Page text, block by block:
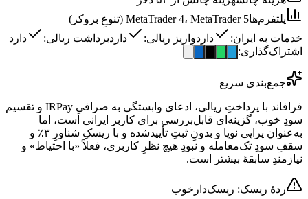
پلتفرم‌هاMetaTrader 4، MetaTrader 5 (تنوعِ بروکر)
خدمات به ایران:
داردواریز ریالی: داردبرداشت ریالی:
دارد
اشتراک‌گذاری:
جمع‌بندی سریع
فرافاند با پرداختِ ریالی، ادعای وابستگی به صرافیِ IRPay و تقسیم
سودِ خوب، گزینه‌ای قابل‌بررسی برای کاربر ایرانی است، اما
به‌عنوان پراپی نوپا و بدونِ ثبتِ تأییدشده و با ریسکِ شناورِ ۳٪ و
سقفِ سودِ تک‌معامله و نبودِ هیچ نظرِ کاربری، فعلاً «با احتیاط» و
نیازمندِ سابقهٔ بیشتر است.
ردهٔ ریسک: ریسک‌دار خوب